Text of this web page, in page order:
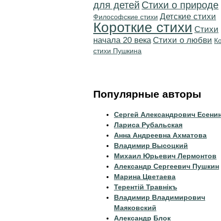
для детей Стихи о природе
Философские стихи Детские стихи
Короткие стихи Cтихи
начала 20 века Стихи о любви
стихи Пушкина
Популярные авторы
Сергей Александрович
Лариса Рубальская
Анна Андреевна Ахматова
Владимир Высоцкий
Михаил Юрьевич Лермонтов
Александр Сергеевич Пушкин
Марина Цветаева
Терентiй Травнiкъ
Владимир Владимирович
Маяковский
Александр Блок